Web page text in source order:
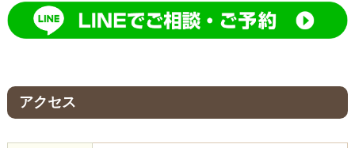
アクセス